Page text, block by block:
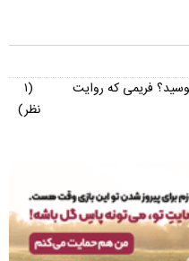
فریمی که روایت
(۱
نظر)